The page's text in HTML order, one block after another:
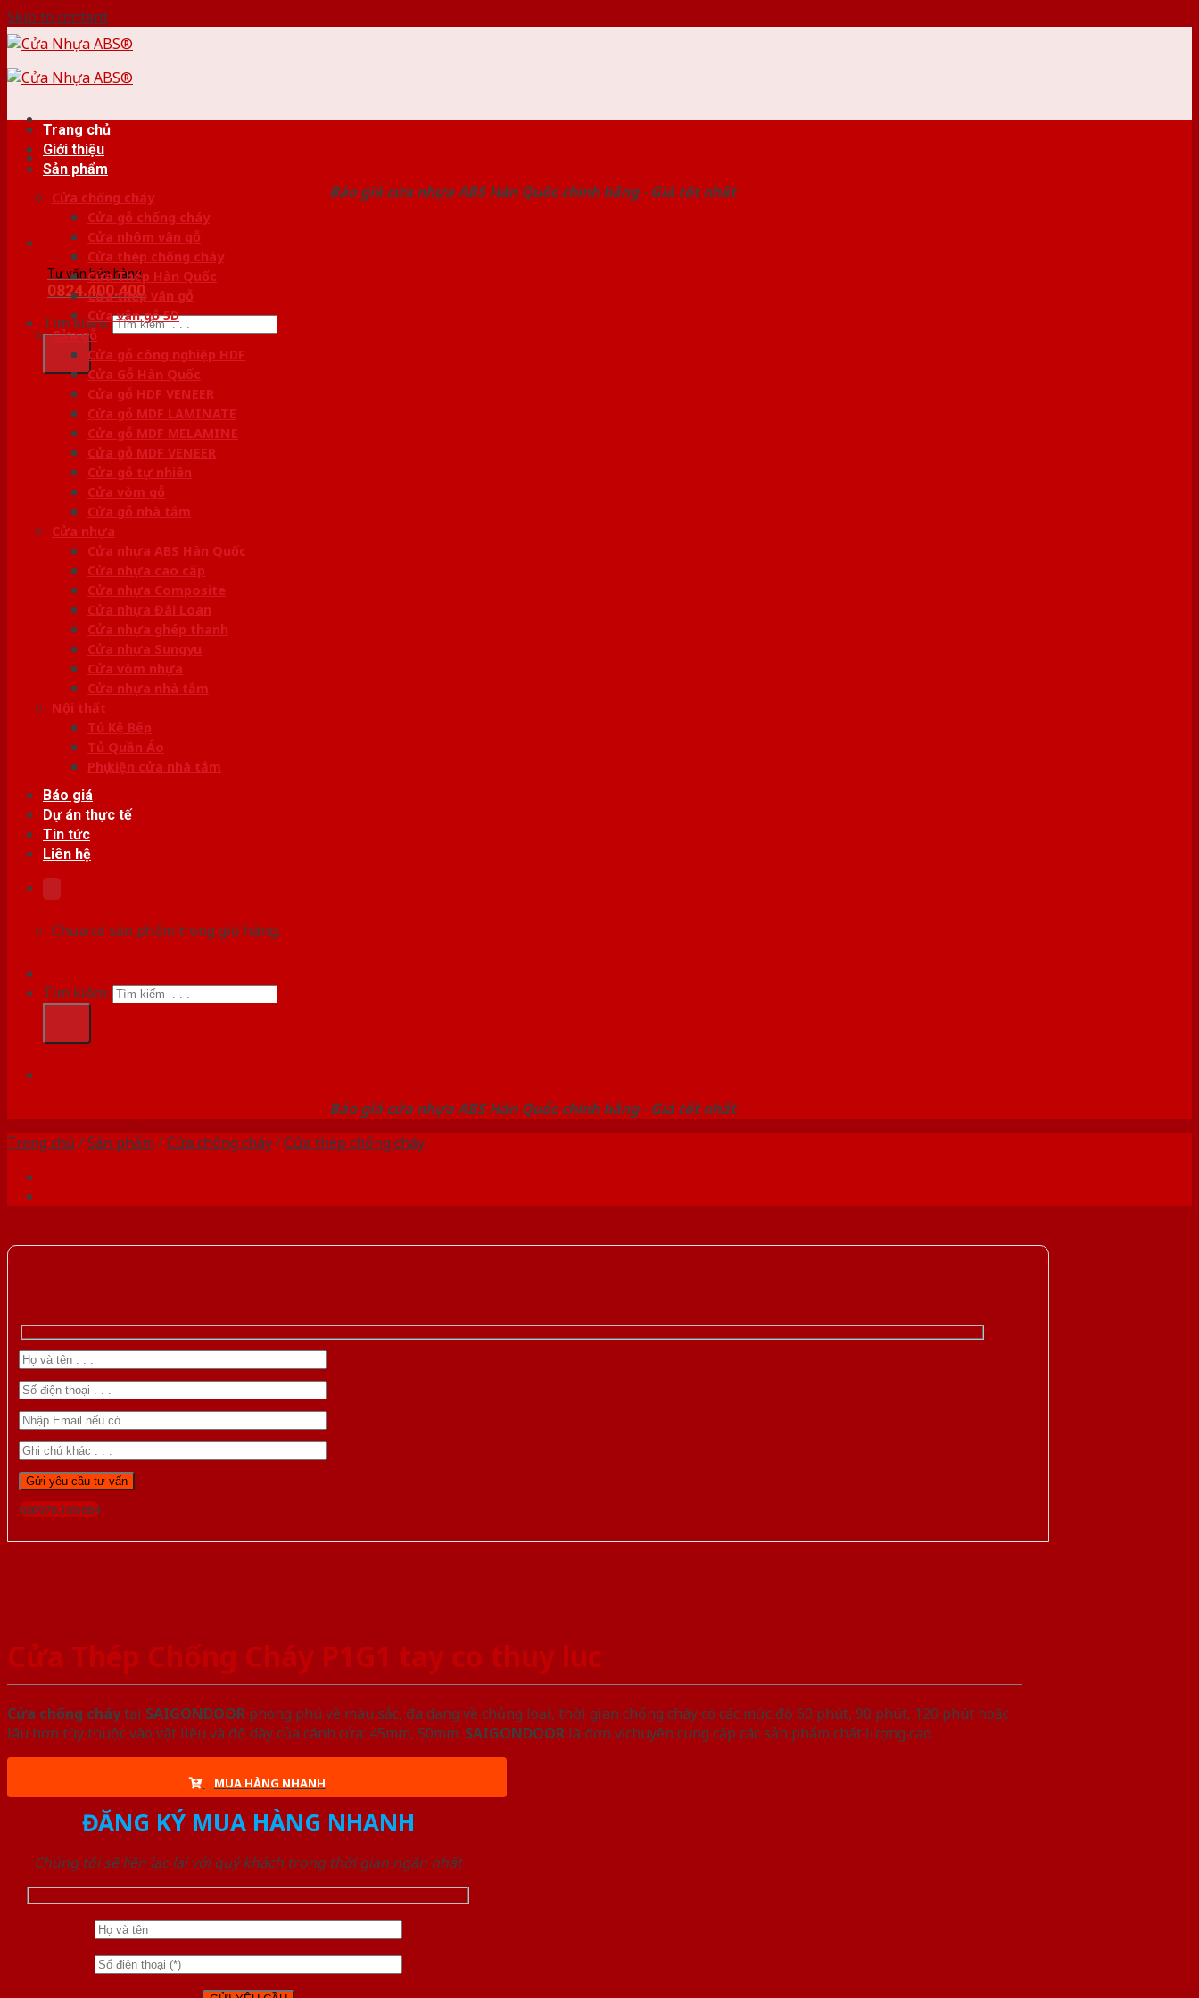
Skip to content
Báo giá cửa nhựa ABS Hàn Quốc chính hãng - Giá tốt nhất
Tư vấn bán hàng
0824.400.400
Tìm kiếm:
Trang chủ
Giới thiệu
Sản phẩm
Cửa chống cháy
Cửa gỗ chống cháy
Cửa nhôm vân gỗ
Cửa thép chống cháy
Cửa Thép Hàn Quốc
Cửa thép vân gỗ
Cửa vân gỗ 5D
Cửa gỗ
Cửa gỗ công nghiệp HDF
Cửa Gỗ Hàn Quốc
Cửa gỗ HDF VENEER
Cửa gỗ MDF LAMINATE
Cửa gỗ MDF MELAMINE
Cửa gỗ MDF VENEER
Cửa gỗ tự nhiên
Cửa vòm gỗ
Cửa gỗ nhà tắm
Cửa nhựa
Cửa nhựa ABS Hàn Quốc
Cửa nhựa cao cấp
Cửa nhựa Composite
Cửa nhựa Đài Loan
Cửa nhựa ghép thanh
Cửa nhựa Sungyu
Cửa vòm nhựa
Cửa nhựa nhà tắm
Nội thất
Tủ Kệ Bếp
Tủ Quần Áo
Phụ kiện cửa nhà tắm
Báo giá
Dự án thực tế
Tin tức
Liên hệ
Chưa có sản phẩm trong giỏ hàng.
Tìm kiếm:
Báo giá cửa nhựa ABS Hàn Quốc chính hãng - Giá tốt nhất
Trang chủ /Sản phẩm /Cửa chống cháy/Cửa thép chống cháy
Gọi 0976.169.864
Cửa Thép Chống Cháy P1G1 tay co thuy luc
Cửa chống cháytại SAIGONDOOR phong phú về màu sắc, đa dạng về chủng loại, thời gian chống cháy có các mức độ 60 phút, 90 phút, 120 phút hoặc
lâu hơn tùy thuộc vào vật liệu và độ dày của cánh cửa: 45mm, 50mm. SAIGONDOOR là đơn vị chuyên cung cấp các sản phẩm chất lượng cao.
MUA HÀNG NHANH
ĐĂNG KÝ MUA HÀNG NHANH
Chúng tôi sẽ liên lạc lại với quý khách trong thời gian ngắn nhất